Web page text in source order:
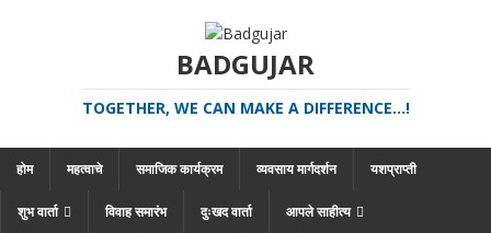
BADGUJAR
TOGETHER, WE CAN MAKE A DIFFERENCE...!
होम महत्वाचे समाजिक कार्यक्रम व्यवसाय मार्गदर्शन यशप्राप्ती
शुभ वार्ता विवाह समारंभ दुःखद वार्ता आपले साहीत्य